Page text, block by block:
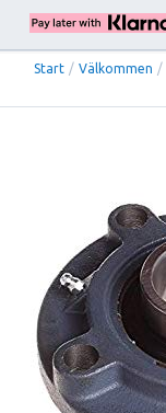
Start / Välkommen /